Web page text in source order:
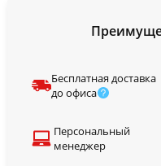
Бесплатная доставка
до офиса
Персональный
менеджер